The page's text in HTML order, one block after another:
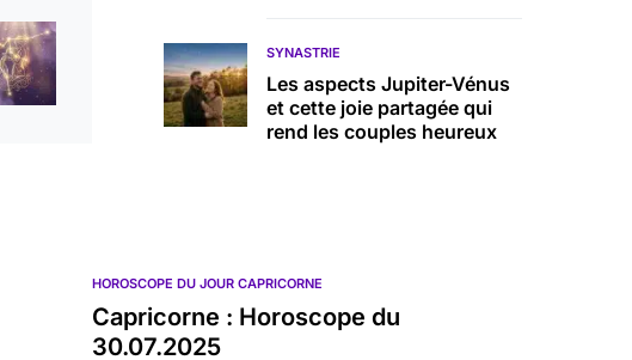
SYNASTRIE
Les aspects Jupiter-Vénus
et cette joie partagée qui
rend les couples heureux
HOROSCOPE DU JOUR CAPRICORNE
Capricorne : Horoscope du
30.07.2025